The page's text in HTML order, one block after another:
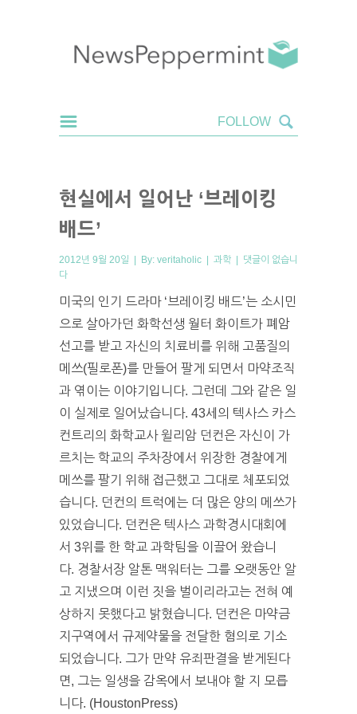
현실에서 일어난 ‘브레이킹
배드’
2012년 9월 20일 | By: veritaholic | 과학 | 댓글이 없습니
다
미국의 인기 드라마 ‘브레이킹 배드’는 소시민
으로 살아가던 화학선생 월터 화이트가 폐암
선고를 받고 자신의 치료비를 위해 고품질의
메쓰(필로폰)를 만들어 팔게 되면서 마약조직
과 엮이는 이야기입니다. 그런데 그와 같은 일
이 실제로 일어났습니다. 43세의 텍사스 카스
컨트리의 화학교사 윌리암 던컨은 자신이 가
르치는 학교의 주차장에서 위장한 경찰에게
메쓰를 팔기 위해 접근했고 그대로 체포되었
습니다. 던컨의 트럭에는 더 많은 양의 메쓰가
있었습니다. 던컨은 텍사스 과학경시대회에
서 3위를 한 학교 과학팀을 이끌어 왔습니
다. 경찰서장 알톤 맥워터는 그를 오랫동안 알
고 지냈으며 이런 짓을 벌이리라고는 전혀 예
상하지 못했다고 밝혔습니다. 던컨은 마약금
지구역에서 규제약물을 전달한 혐의로 기소
되었습니다. 그가 만약 유죄판결을 받게된다
면, 그는 일생을 감옥에서 보내야 할 지 모릅
니다. (HoustonPress)